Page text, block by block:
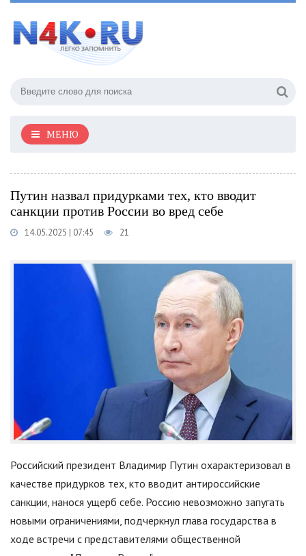
МЕНЮ
Путин назвал придурками тех, кто вводит
санкции против России во вред себе
14.05.2025 | 07:45 21
Российский президент Владимир Путин охарактеризовал в
качестве придурков тех, кто вводит антироссийские
санкции, нанося ущерб себе. Россию невозможно запугать
новыми ограничениями, подчеркнул глава государства в
ходе встречи с представителями общественной